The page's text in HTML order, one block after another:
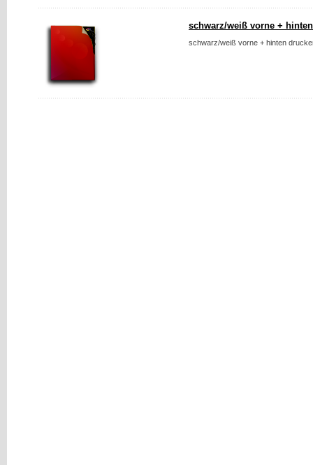
schwarz/weiß vorne + hinten
schwarz/weiß vorne + hinten